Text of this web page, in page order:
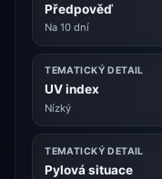
Předpověď
Na 10 dní
TEMATICKÝ DETAIL
UV index
Nízký
TEMATICKÝ DETAIL
Pylová situace